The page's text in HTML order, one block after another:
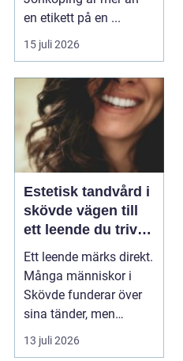
en etikett på en ...
15 juli 2026
Estetisk tandvård i
skövde vägen till
ett leende du trivs
med
Ett leende märks direkt.
Många människor i
Skövde funderar över
sina tänder, men
skjuter upp att gör...
13 juli 2026